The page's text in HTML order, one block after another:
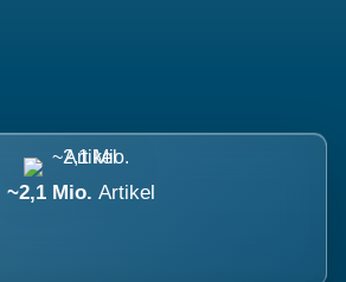
~2,1 Mio. Artikel